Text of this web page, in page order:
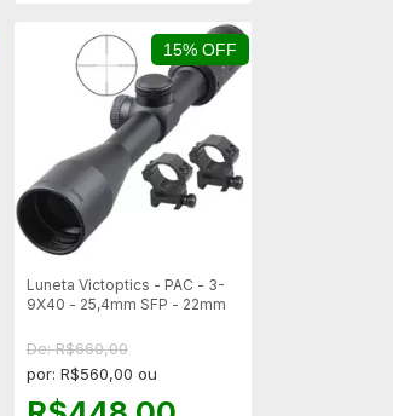
15% OFF
Luneta Victoptics - PAC - 3-
9X40 - 25,4mm SFP - 22mm
De: R$660,00
por: R$560,00 ou